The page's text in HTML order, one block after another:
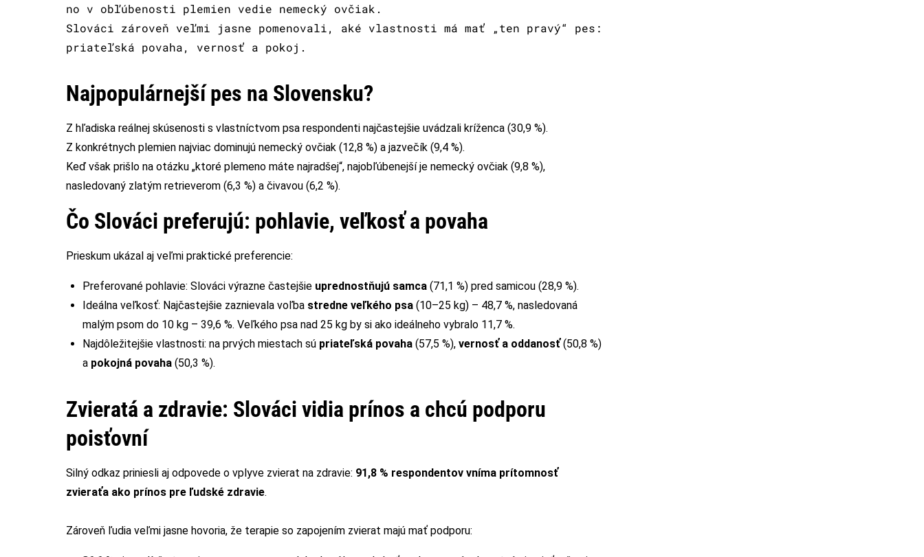
no v obľúbenosti plemien vedie nemecký ovčiak.
Slováci zároveň veľmi jasne pomenovali, aké vlastnosti má mať „ten pravý“ pes:
priateľská povaha, vernosť a pokoj.
Najpopulárnejší pes na Slovensku?
Z hľadiska reálnej skúsenosti s vlastníctvom psa respondenti najčastejšie uvádzali kríženca (30,9 %).
Z konkrétnych plemien najviac dominujú nemecký ovčiak (12,8 %) a jazvečík (9,4 %).
Keď však prišlo na otázku „ktoré plemeno máte najradšej“, najobľúbenejší je nemecký ovčiak (9,8 %),
nasledovaný zlatým retrieverom (6,3 %) a čivavou (6,2 %).
Čo Slováci preferujú: pohlavie, veľkosť a povaha
Prieskum ukázal aj veľmi praktické preferencie:
Preferované pohlavie: Slováci výrazne častejšie uprednostňujú samca (71,1 %) pred samicou (28,9 %).
Ideálna veľkosť: Najčastejšie zaznievala voľba stredne veľkého psa (10–25 kg) – 48,7 %, nasledovaná
malým psom do 10 kg – 39,6 %. Veľkého psa nad 25 kg by si ako ideálneho vybralo 11,7 %.
Najdôležitejšie vlastnosti: na prvých miestach sú priateľská povaha (57,5 %), vernosť a oddanosť(50,8 %)
a pokojná povaha (50,3 %).
Zvieratá a zdravie: Slováci vidia prínos a chcú podporu
poisťovní
Silný odkaz priniesli aj odpovede o vplyve zvierat na zdravie: 91,8 % respondentov vníma prítomnosť
zvieraťa ako prínos pre ľudské zdravie.
Zároveň ľudia veľmi jasne hovoria, že terapie so zapojením zvierat majú mať podporu: